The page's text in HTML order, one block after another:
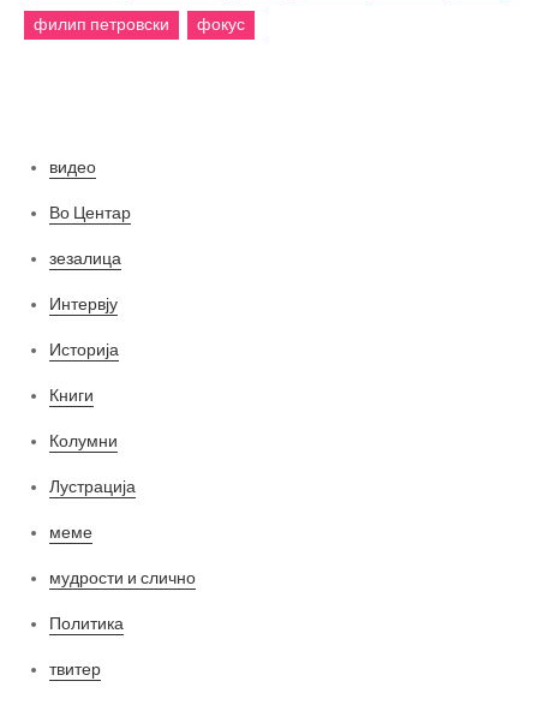
филип петровски
фокус
видео
Во Центар
зезалица
Интервју
Историја
Книги
Колумни
Лустрација
меме
мудрости и слично
Политика
твитер